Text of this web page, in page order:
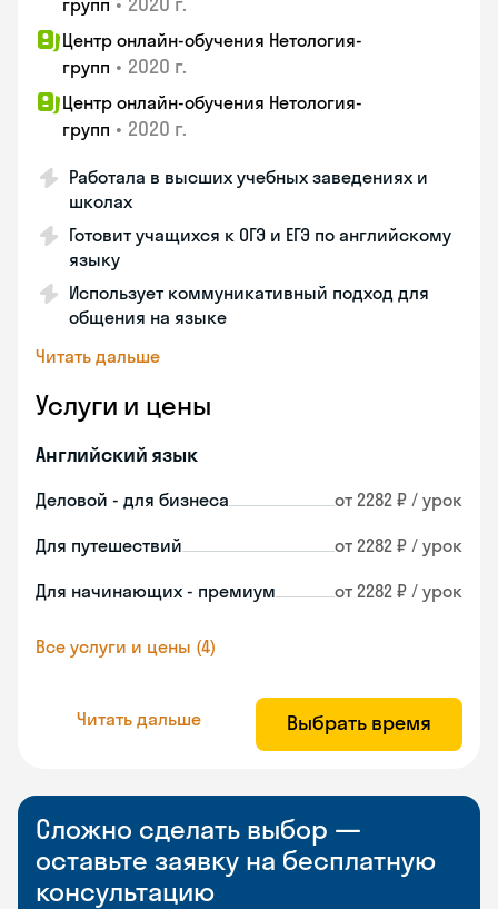
групп
Центр онлайн-обучения Нетология-
групп • 2020 г.
Центр онлайн-обучения Нетология-
групп • 2020 г.
Работала в высших учебных заведениях и
школах
Готовит учащихся к ОГЭ и ЕГЭ по английскому
языку
Использует коммуникативный подход для
общения на языке
Читать дальше
Услуги и цены
Английский язык
Деловой - для бизнеса от 2282 ₽ / урок
Для путешествий от 2282 ₽ / урок
Для начинающих - премиум от 2282 ₽ / урок
Все услуги и цены (4)
Читать дальше Выбрать время
Сложно сделать выбор —
оставьте заявку на бесплатную
консультацию